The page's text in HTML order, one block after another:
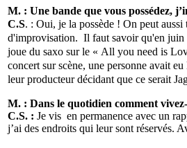
M. : Une bande que vous possédez,
C.S. : Oui, je la possède ! On peut
d'improvisation. Il faut savoir qu'en juin
joue du saxo sur le « All you need is
concert sur scène, une personne avait
leur producteur décidant que ce serait
M. : Dans le quotidien comment
C.S. : Je vis en permanence avec un
j’ai des endroits qui leur sont réservés.